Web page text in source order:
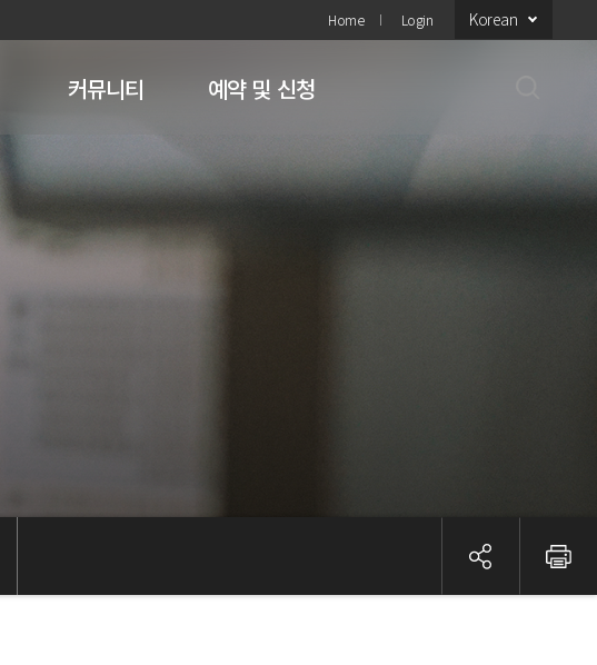
Home Login Korean
커뮤니티 예약 및 신청